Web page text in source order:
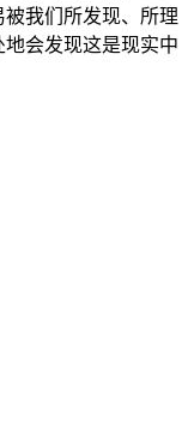
我们所发现、所理
会发现这是现实中